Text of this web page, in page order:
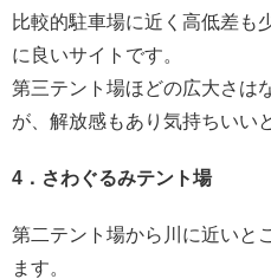
比較的駐車場に近く高低差も
に良いサイトです。
第三テント場ほどの広大さは
が、解放感もあり気持ちいい
4．さわぐるみテント場
第二テント場から川に近いと
ます。